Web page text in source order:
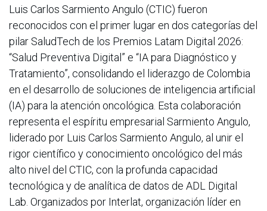
Luis Carlos Sarmiento Angulo (CTIC) fueron
reconocidos con el primer lugar en dos categorías del
pilar SaludTech de los Premios Latam Digital 2026:
“Salud Preventiva Digital” e “IA para Diagnóstico y
Tratamiento”, consolidando el liderazgo de Colombia
en el desarrollo de soluciones de inteligencia artificial
(IA) para la atención oncológica. Esta colaboración
representa el espíritu empresarial Sarmiento Angulo,
liderado por Luis Carlos Sarmiento Angulo, al unir el
rigor científico y conocimiento oncológico del más
alto nivel del CTIC, con la profunda capacidad
tecnológica y de analítica de datos de ADL Digital
Lab. Organizados por Interlat, organización líder en